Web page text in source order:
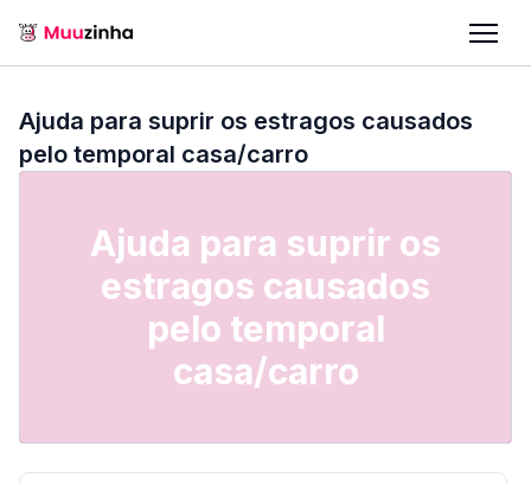
Ajuda para suprir os estragos causados
pelo temporal casa/carro
Ajuda para suprir os
estragos causados
pelo temporal
casa/carro